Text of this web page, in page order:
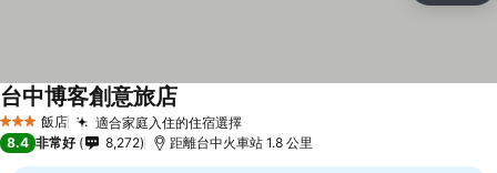
3 星級 飯店 適合家庭入住的住宿選擇查看價格
台中博客創意旅店
8.4 非常好 8,272 距離台中火車站 1.8 公里